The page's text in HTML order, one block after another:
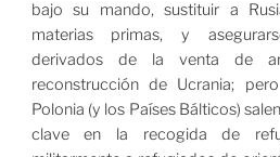
bajo su mando, sustituir a
materias primas, y
derivados de la venta de
reconstrucción de Ucrania;
Polonia (y los Países Bálticos)
clave en la recogida de